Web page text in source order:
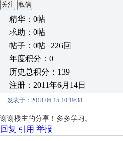
关注 私信
精华：0帖
求助：0帖
帖子：0帖 | 226回
年度积分：0
历史总积分：139
注册：2011年6月14日
发表于：2018-06-15 10:19:38
谢谢楼主的分享！多多学习。
回复 引用 举报